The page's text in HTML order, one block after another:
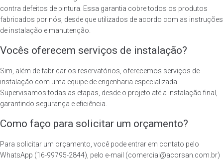
contra defeitos de pintura. Essa garantia cobre todos os produtos
fabricados por nós, desde que utilizados de acordo com as instruções
de instalação e manutenção.
Vocês oferecem serviços de instalação?
Sim, além de fabricar os reservatórios, oferecemos serviços de
instalação com uma equipe de engenharia especializada.
Supervisamos todas as etapas, desde o projeto até a instalação final,
garantindo segurança e eficiência.
Como faço para solicitar um orçamento?
Para solicitar um orçamento, você pode entrar em contato pelo
WhatsApp (16-99795-2844), pelo e-mail (comercial@acorsan.com.br)